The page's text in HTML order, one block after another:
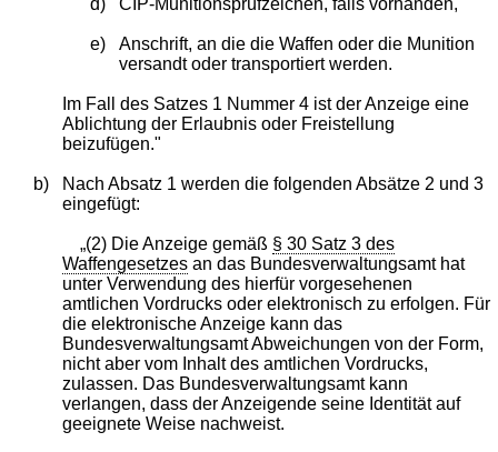
e)
Anschrift, an die die Waffen oder die Munition
versandt oder transportiert werden.
Im Fall des Satzes 1 Nummer 4 ist der Anzeige eine
Ablichtung der Erlaubnis oder Freistellung
beizufügen."
b)
Nach Absatz 1 werden die folgenden Absätze 2 und 3
eingefügt:
„(2) Die Anzeige gemäß § 30 Satz 3 des
Waffengesetzesan das Bundesverwaltungsamt hat
unter Verwendung des hierfür vorgesehenen
amtlichen Vordrucks oder elektronisch zu erfolgen. Für
die elektronische Anzeige kann das
Bundesverwaltungsamt Abweichungen von der Form,
nicht aber vom Inhalt des amtlichen Vordrucks,
zulassen. Das Bundesverwaltungsamt kann
verlangen, dass der Anzeigende seine Identität auf
geeignete Weise nachweist.